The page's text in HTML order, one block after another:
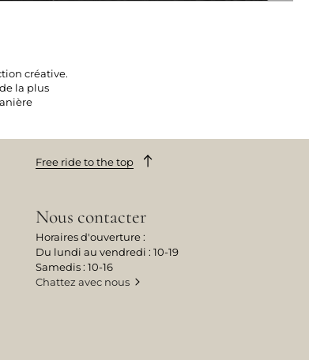
créative.
la plus
Free ride to the top
Nous contacter
Horaires d'ouverture :
Du lundi au vendredi : 10-19
Samedis : 10-16
Chattez avec nous